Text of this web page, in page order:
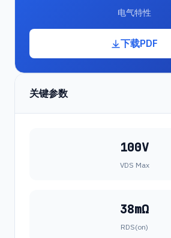
电气特性
下载PDF
关键参数
100V
VDS Max
38mΩ
RDS(on)